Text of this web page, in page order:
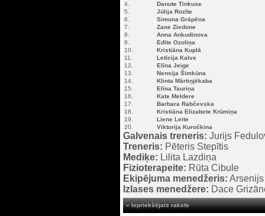
4.
Danute Tinkuse
5.
Jūlija Rozīte
6.
Simona Grāpēna
7.
Zane Ziedone
8.
Anna Ankudinova
9.
Edīte Ozoliņa
10.
Kristiāna Kuplā
11.
Letīcija Kalve
12.
Elīna Jeige
13.
Nensija Šimkūna
14.
Klinta Mārtiņjēkaba
15.
Elīna Tauriņa
16.
Kate Meldere
17.
Barbara Rabčevska
18.
Kristiāna Elizabete Krūmiņa
19.
Liene Leite
20.
Viktorija Kuročkina
Galvenais treneris: Jurijs
Treneris: Pēteris Stepītis
Mediķe: Lilita Lazdiņa
Fizioterapeite: Rūta Cibule
Ekipējuma menedžeris:
Izlases menedžere: Dace
« Iepriekšējais raksts